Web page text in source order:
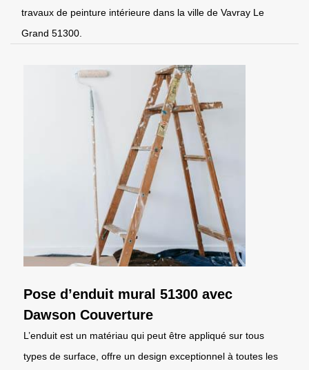
travaux de peinture intérieure dans la ville de Vavray Le
Grand 51300.
Pose d’enduit mural 51300 avec
Dawson Couverture
L’enduit est un matériau qui peut être appliqué sur tous
types de surface, offre un design exceptionnel à toutes les